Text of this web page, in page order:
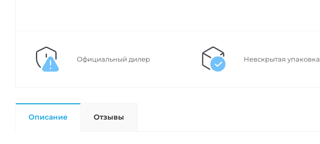
Официальный дилер Невскрытая упаковка
Описание Отзывы